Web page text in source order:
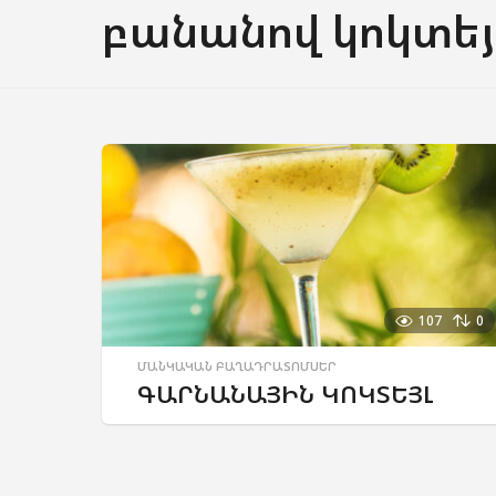
բանանով
107 0
ՄԱՆԿԱԿԱՆ ԲԱՂԱԴՐԱՏՈՄՍԵՐ
ԳԱՐՆԱՆԱՅԻՆ ԿՈԿՏԵՅԼ